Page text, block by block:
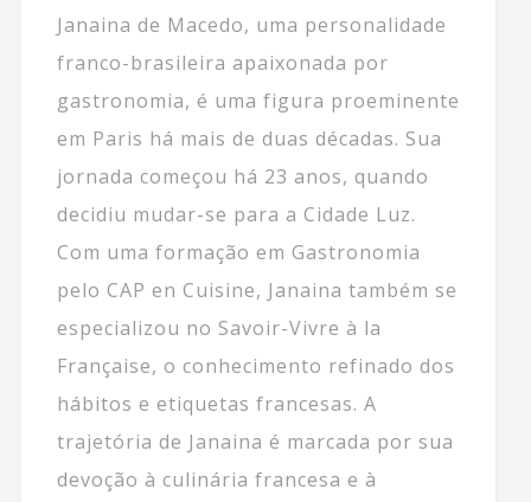
Janaina de Macedo, uma personalidade
franco-brasileira apaixonada por
gastronomia, é uma figura proeminente
em Paris há mais de duas décadas. Sua
jornada começou há 23 anos, quando
decidiu mudar-se para a Cidade Luz.
Com uma formação em Gastronomia
pelo CAP en Cuisine, Janaina também se
especializou no Savoir-Vivre à la
Française, o conhecimento refinado dos
hábitos e etiquetas francesas. A
trajetória de Janaina é marcada por sua
devoção à culinária francesa e à